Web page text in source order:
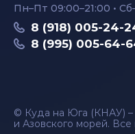
Пн–Пт 09:00–21:00 •
8 (918) 005-24-
8 (995) 005-64-
© Куда на Юга (КНАУ)
и Азовского морей.